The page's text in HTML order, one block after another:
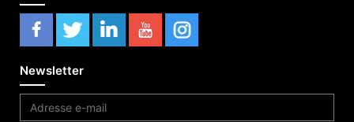
Newsletter